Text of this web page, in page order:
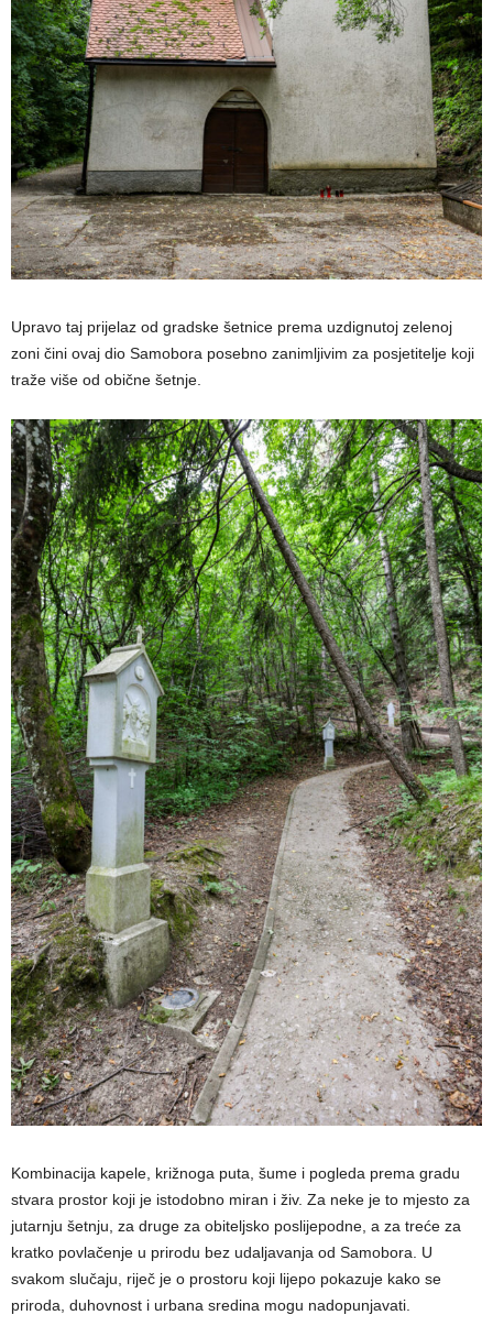
Upravo taj prijelaz od gradske šetnice prema uzdignutoj zelenoj
zoni čini ovaj dio Samobora posebno zanimljivim za posjetitelje koji
traže više od obične šetnje.
Kombinacija kapele, križnoga puta, šume i pogleda prema gradu
stvara prostor koji je istodobno miran i živ. Za neke je to mjesto za
jutarnju šetnju, za druge za obiteljsko poslijepodne, a za treće za
kratko povlačenje u prirodu bez udaljavanja od Samobora. U
svakom slučaju, riječ je o prostoru koji lijepo pokazuje kako se
priroda, duhovnost i urbana sredina mogu nadopunjavati.